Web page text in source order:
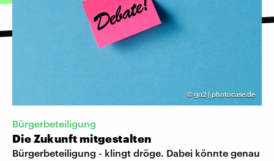
© go2 | photocase.de
Bürgerbeteiligung
Die Zukunft mitgestalten
Bürgerbeteiligung - klingt dröge. Dabei könnte genau